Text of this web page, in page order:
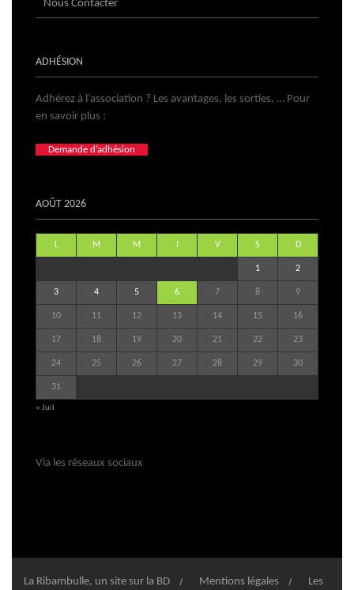
Nous Contacter
ADHÉSION
Adhérez à l’association ? Les avantages, les sorties, … Pour
en savoir plus :
Demande d’adhésion
AOÛT 2026
L M M J V S D
1 2
3 4 5 6 7 8 9
10 11 12 13 14 15 16
17 18 19 20 21 22 23
24 25 26 27 28 29 30
31
« Juil
Via les réseaux sociaux
La Ribambulle, un site sur la BD Mentions légales Les